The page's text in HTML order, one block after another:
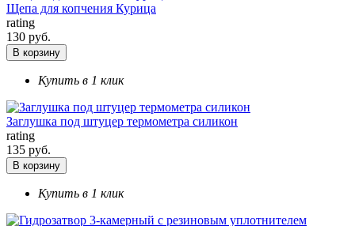
Щепа для копчения Курица
rating
130 руб.
В корзину
Купить в 1 клик
Заглушка под штуцер термометра силикон
rating
135 руб.
В корзину
Купить в 1 клик